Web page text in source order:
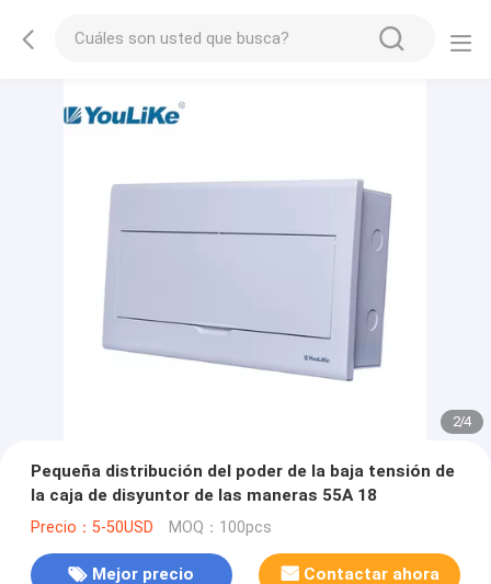
2/4
Pequeña distribución del poder de la baja tensión de
la caja de disyuntor de las maneras 55A 18
Precio：5-50USD MOQ：100pcs
Mejor precio Contactar ahora